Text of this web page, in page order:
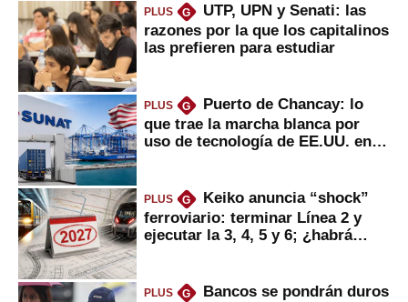
PLUS G
UTP, UPN y Senati: las
razones por la que los capitalinos
las prefieren para estudiar
PLUS G
Puerto de Chancay: lo
que trae la marcha blanca por
uso de tecnología de EE.UU. en
PLUS G
Keiko anuncia “shock”
ferroviario: terminar Línea 2 y
ejecutar la 3, 4, 5 y 6; ¿habrá
PLUS G
Bancos se pondrán duros